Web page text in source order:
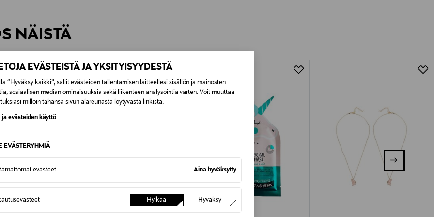
EVÄSTEISTÄ JA YKSITYISYYDESTÄ
“Hyväksy kaikki”, sallit evästeiden tallentamisen laitteellesi sisällön ja mainosten
sosiaalisen median ominaisuuksia sekä liikenteen analysointia varten. Voit muuttaa
milloin tahansa sivun alareunasta löytyvästä linkistä.
ja evästeiden käyttö
EVÄSTERYHMIÄ
evästeet Aina hyväksytty
Hylkää Hyväksy
Alk. 6,90 €, kun toimitus on saatavilla valittuun osoitteeseen.
NÄISTÄ